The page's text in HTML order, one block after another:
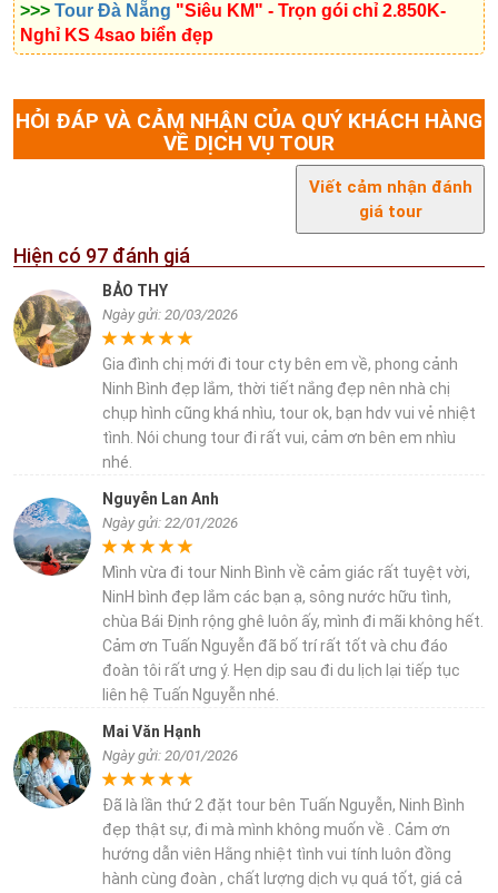
>>>Tour Đà Nẵng "Siêu KM" - Trọn gói chỉ 2.850K-
Nghỉ KS 4sao biển đẹp
HỎI ĐÁP VÀ CẢM NHẬN CỦA QUÝ KHÁCH HÀNG
VỀ DỊCH VỤ TOUR
Viết cảm nhận đánh
giá tour
Hiện có 97 đánh giá
BẢO THY
Ngày gửi: 20/03/2026
Gia đình chị mới đi tour cty bên em về, phong cảnh
Ninh Bình đẹp lắm, thời tiết nắng đẹp nên nhà chị
chụp hình cũng khá nhìu, tour ok, bạn hdv vui vẻ nhiệt
tình. Nói chung tour đi rất vui, cảm ơn bên em nhìu
nhé.
Nguyễn Lan Anh
Ngày gửi: 22/01/2026
Mình vừa đi tour Ninh Bình về cảm giác rất tuyệt vời,
NinH bình đẹp lắm các bạn ạ, sông nước hữu tình,
chùa Bái Định rộng ghê luôn ấy, mình đi mãi không hết.
Cảm ơn Tuấn Nguyễn đã bố trí rất tốt và chu đáo
đoàn tôi rất ưng ý. Hẹn dịp sau đi du lịch lại tiếp tục
liên hệ Tuấn Nguyễn nhé.
Mai Văn Hạnh
Ngày gửi: 20/01/2026
Đã là lần thứ 2 đặt tour bên Tuấn Nguyễn, Ninh Bình
đẹp thật sự, đi mà mình không muốn về . Cảm ơn
hướng dẫn viên Hằng nhiệt tình vui tính luôn đồng
hành cùng đoàn , chất lượng dịch vụ quá tốt, giá cả